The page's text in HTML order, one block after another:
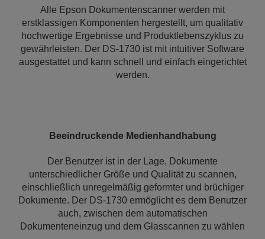
Alle Epson Dokumentenscanner werden mit
erstklassigen Komponenten hergestellt, um qualitativ
hochwertige Ergebnisse und Produktlebenszyklus zu
gewährleisten. Der DS-1730 ist mit intuitiver Software
ausgestattet und kann schnell und einfach eingerichtet
werden.
Beeindruckende Medienhandhabung
Der Benutzer ist in der Lage, Dokumente
unterschiedlicher Größe und Qualität zu scannen,
einschließlich unregelmäßig geformter und brüchiger
Dokumente. Der DS-1730 ermöglicht es dem Benutzer
auch, zwischen dem automatischen
Dokumenteneinzug und dem Glasscannen zu wählen